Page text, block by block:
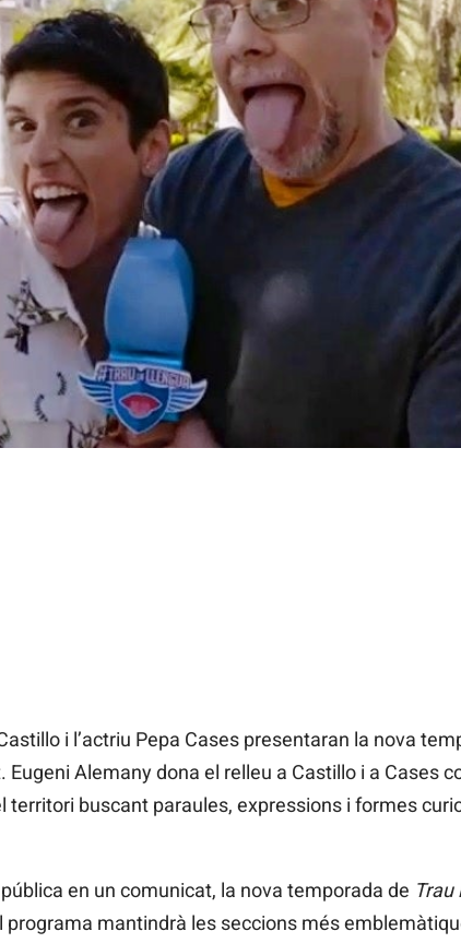
i l’actriu Pepa Cases presentaran la nova
Eugeni Alemany dona el relleu a Castillo i a Cases
territori buscant paraules, expressions i formes
en un comunicat, la nova temporada de Trau
programa mantindrà les seccions més